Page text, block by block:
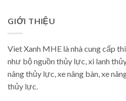
GIỚI THIỆU
Viet Xanh MHE là nhà cung cấp
như bộ nguồn thủy lực, xi lanh
nâng thủy lực, xe nâng bàn, xe
thủy lực.